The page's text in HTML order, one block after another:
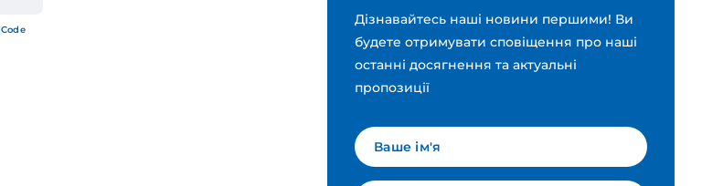
Дізнавайтесь наші новини першими! Ви
будете отримувати сповіщення про наші
останні досягнення та актуальні
пропозиції